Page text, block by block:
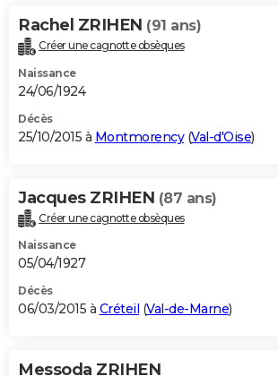
Rachel ZRIHEN (91 ans)
Créer une cagnotte obsèques
Naissance
24/06/1924
Décès
25/10/2015 à Montmorency(Val-d'Oise)
Jacques ZRIHEN (87 ans)
Créer une cagnotte obsèques
Naissance
05/04/1927
Décès
06/03/2015 à Créteil (Val-de-Marne)
Messoda ZRIHEN